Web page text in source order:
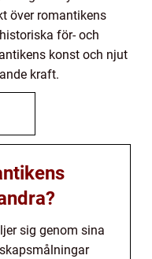
över romantikens
för- och
konst och njut
kraft.
sig genom sina